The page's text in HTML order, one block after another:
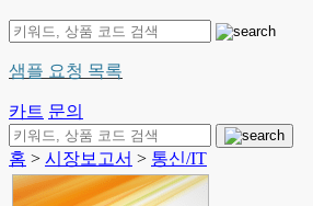
샘플 요청 목록
카트 문의
홈 > 시장보고서 > 통신/IT